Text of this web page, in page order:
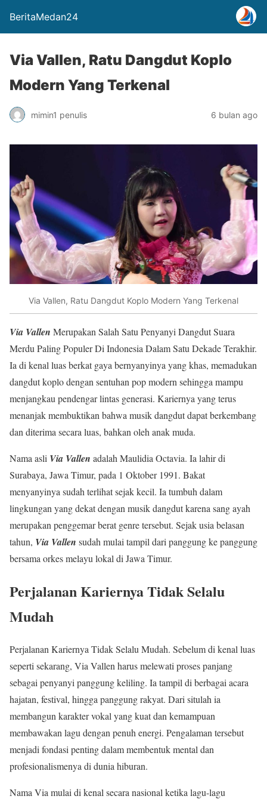
BeritaMedan24
Via Vallen, Ratu Dangdut Koplo
Modern Yang Terkenal
mimin1 penulis 6 bulan ago
Via Vallen, Ratu Dangdut Koplo Modern Yang Terkenal
Via Vallen Merupakan Salah Satu Penyanyi Dangdut Suara
Merdu Paling Populer Di Indonesia Dalam Satu Dekade Terakhir.
Ia di kenal luas berkat gaya bernyanyinya yang khas, memadukan
dangdut koplo dengan sentuhan pop modern sehingga mampu
menjangkau pendengar lintas generasi. Kariernya yang terus
menanjak membuktikan bahwa musik dangdut dapat berkembang
dan diterima secara luas, bahkan oleh anak muda.
Nama asli Via Vallen adalah Maulidia Octavia. Ia lahir di
Surabaya, Jawa Timur, pada 1 Oktober 1991. Bakat
menyanyinya sudah terlihat sejak kecil. Ia tumbuh dalam
lingkungan yang dekat dengan musik dangdut karena sang ayah
merupakan penggemar berat genre tersebut. Sejak usia belasan
tahun, Via Vallen sudah mulai tampil dari panggung ke panggung
bersama orkes melayu lokal di Jawa Timur.
Perjalanan Kariernya Tidak Selalu
Mudah
Perjalanan Kariernya Tidak Selalu Mudah. Sebelum di kenal luas
seperti sekarang, Via Vallen harus melewati proses panjang
sebagai penyanyi panggung keliling. Ia tampil di berbagai acara
hajatan, festival, hingga panggung rakyat. Dari situlah ia
membangun karakter vokal yang kuat dan kemampuan
membawakan lagu dengan penuh energi. Pengalaman tersebut
menjadi fondasi penting dalam membentuk mental dan
profesionalismenya di dunia hiburan.
Nama Via mulai di kenal secara nasional ketika lagu-lagu